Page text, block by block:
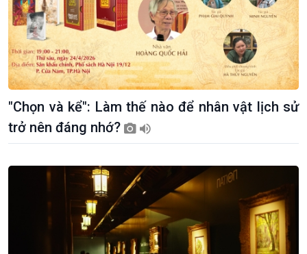
Kinh tế
Tin Kinh tế
Trước giờ mở cửa
Sức sống hàng Việt
Khởi nghiệp
Tuyên chiến với gian lận
Nông nghiệp & Biển đảo
Tin Nông nghiệp & Biển
đảo
Biển đảo Việt Nam
đảo
Nam
"Chọn và kể": Làm thế nào để nhân vật lịch sử
trở nên đáng nhớ?